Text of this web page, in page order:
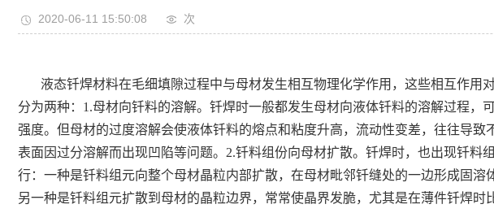
2020-06-11 15:50:08 次
液态钎焊材料在毛细填隙过程中与母材发生相互物理化学作用，这些相互作用
分为两种：1.母材向钎料的溶解。钎焊时一般都发生母材向液体钎料的溶解过程，
强度。但母材的过度溶解会使液体钎料的熔点和粘度升高，流动性变差，往往导致
表面因过分溶解而出现凹陷等问题。2.钎料组份向母材扩散。钎焊时，也出现钎料
行：一种是钎料组元向整个母材晶粒内部扩散，在母材毗邻钎缝处的一边形成固溶
另一种是钎料组元扩散到母材的晶粒边界，常常使晶界发脆，尤其是在薄件钎焊时